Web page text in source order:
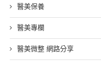
醫美保養
醫美專欄
醫美微整 網路分享